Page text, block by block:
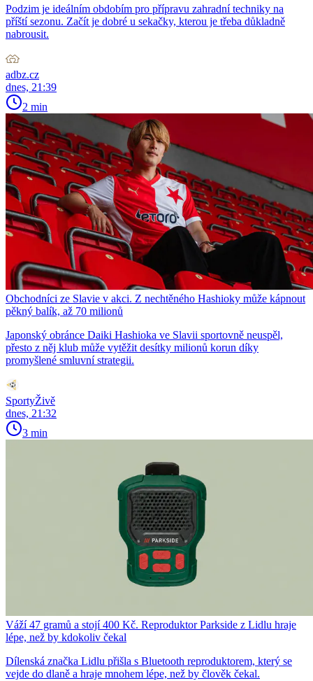
Podzim je ideálním obdobím pro přípravu zahradní techniky na
příští sezonu. Začít je dobré u sekačky, kterou je třeba důkladně
nabrousit.
adbz.cz
dnes, 21:39
2 min
Obchodníci ze Slavie v akci. Z nechtěného Hashioky může kápnout
pěkný balík, až 70 milionů
Japonský obránce Daiki Hashioka ve Slavii sportovně neuspěl,
přesto z něj klub může vytěžit desítky milionů korun díky
promyšlené smluvní strategii.
SportyŽivě
dnes, 21:32
3 min
Váží 47 gramů a stojí 400 Kč. Reproduktor Parkside z Lidlu hraje
lépe, než by kdokoliv čekal
Dílenská značka Lidlu přišla s Bluetooth reproduktorem, který se
vejde do dlaně a hraje mnohem lépe, než by člověk čekal.